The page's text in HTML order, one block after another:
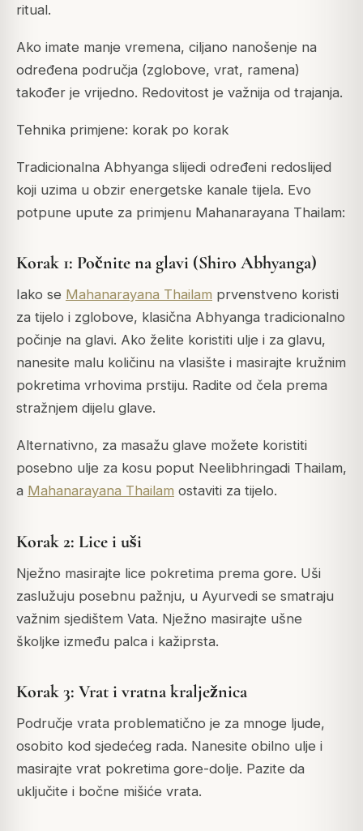
ritual.
Ako imate manje vremena, ciljano nanošenje na
određena područja (zglobove, vrat, ramena)
također je vrijedno. Redovitost je važnija od trajanja.
Tehnika primjene: korak po korak
Tradicionalna Abhyanga slijedi određeni redoslijed
koji uzima u obzir energetske kanale tijela. Evo
potpune upute za primjenu Mahanarayana Thailam:
Korak 1: Počnite na glavi (Shiro Abhyanga)
Iako se Mahanarayana Thailam prvenstveno koristi
za tijelo i zglobove, klasična Abhyanga tradicionalno
počinje na glavi. Ako želite koristiti ulje i za glavu,
nanesite malu količinu na vlasište i masirajte kružnim
pokretima vrhovima prstiju. Radite od čela prema
stražnjem dijelu glave.
Alternativno, za masažu glave možete koristiti
posebno ulje za kosu poput Neelibhringadi Thailam,
a Mahanarayana Thailam ostaviti za tijelo.
Korak 2: Lice i uši
Nježno masirajte lice pokretima prema gore. Uši
zaslužuju posebnu pažnju, u Ayurvedi se smatraju
važnim sjedištem Vata. Nježno masirajte ušne
školjke između palca i kažiprsta.
Korak 3: Vrat i vratna kralježnica
Područje vrata problematično je za mnoge ljude,
osobito kod sjedećeg rada. Nanesite obilno ulje i
masirajte vrat pokretima gore-dolje. Pazite da
uključite i bočne mišiće vrata.